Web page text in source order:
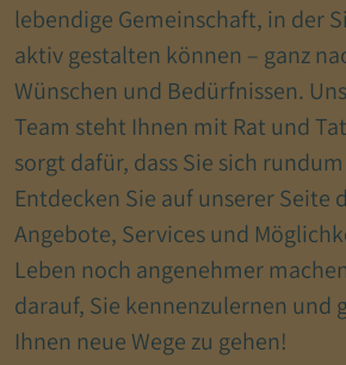
lebendige Gemeinschaft, in der
aktiv gestalten können – ganz
Wünschen und Bedürfnissen.
Team steht Ihnen mit Rat und
sorgt dafür, dass Sie sich
Entdecken Sie auf unserer Seite
Angebote, Services und
Leben noch angenehmer
darauf, Sie kennenzulernen und
Ihnen neue Wege zu gehen!